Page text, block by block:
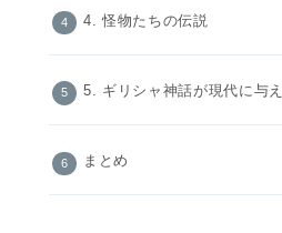
4. 怪物たちの伝説
5. ギリシャ神話が現代に与
まとめ